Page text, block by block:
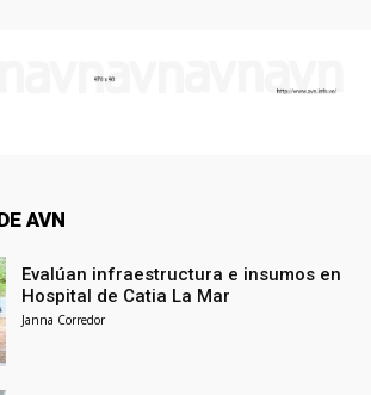
AVN
Evalúan infraestructura e insumos en
Hospital de Catia La Mar
Janna Corredor